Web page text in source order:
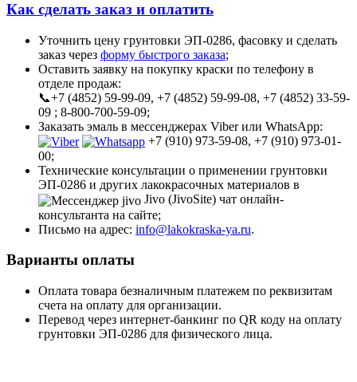
Как сделать заказ и оплатить
Уточнить цену грунтовки ЭП-0286, фасовку и сделать
заказ через форму быстрого заказа;
Оставить заявку на покупку краски по телефону в
отделе продаж:
📞+7 (4852) 59-99-09, +7 (4852) 59-99-08, +7 (4852) 33-59-
09 ; 8-800-700-59-09;
Заказать эмаль в мессенджерах Viber или WhatsApp:
+7 (910) 973-59-08, +7 (910) 973-01-
00;
Технические консультации о применении грунтовки
ЭП-0286 и других лакокрасочных материалов в
Jivo (JivoSite) чат онлайн-
консультанта на сайте;
Письмо на адрес: info@lakokraska-ya.ru.
Варианты оплаты
Оплата товара безналичным платежем по реквизитам
счета на оплату для организации.
Перевод через интернет-банкинг по QR коду на оплату
грунтовки ЭП-0286 для физического лица.